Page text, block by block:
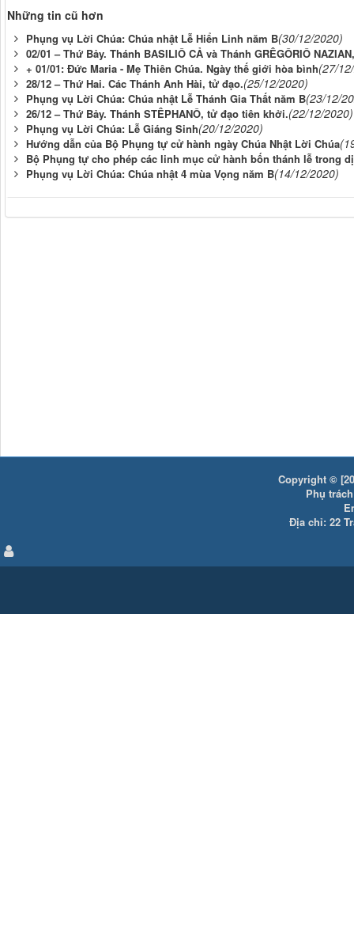
Những tin cũ hơn
Phụng vụ Lời Chúa: Chúa nhật Lễ Hiển Linh năm B(30/12/2020)
02/01 – Thứ Bảy. Thánh BASILIÔ CẢ và Thánh GRÊGÔRIÔ
+ 01/01: Đức Maria - Mẹ Thiên Chúa. Ngày thế giới hòa bình(27/
28/12 – Thứ Hai. Các Thánh Anh Hài, tử đạo.(25/12/2020)
Phụng vụ Lời Chúa: Chúa nhật Lễ Thánh Gia Thất năm B(23/12/
26/12 – Thứ Bảy. Thánh STÊPHANÔ, tử đạo tiên khởi.(22/12/2020)
Phụng vụ Lời Chúa: Lễ Giáng Sinh(20/12/2020)
Hướng dẫn của Bộ Phụng tự cử hành ngày Chúa Nhật Lời Chúa
Bộ Phụng tự cho phép các linh mục cử hành bốn thánh lễ trong
Phụng vụ Lời Chúa: Chúa nhật 4 mùa Vọng năm B(14/12/2020)
Copyright ©
Phụ
Địa chỉ: 22